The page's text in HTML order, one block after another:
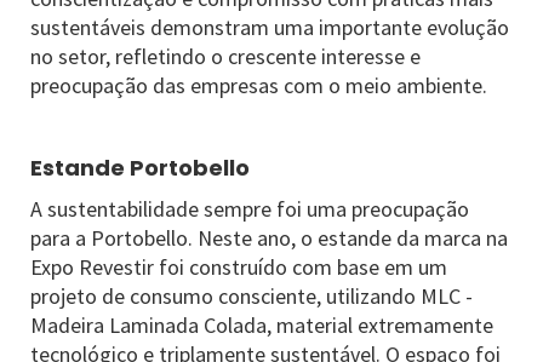
sustentáveis demonstram uma importante evolução
no setor, refletindo o crescente interesse e
preocupação das empresas com o meio ambiente.
Estande Portobello
A sustentabilidade sempre foi uma preocupação
para a Portobello. Neste ano, o estande da marca na
Expo Revestir foi construído com base em um
projeto de consumo consciente, utilizando MLC -
Madeira Laminada Colada, material extremamente
tecnológico e triplamente sustentável. O espaço foi